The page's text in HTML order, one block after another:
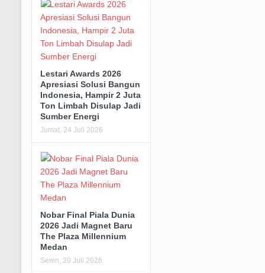
Lestari Awards 2026
Apresiasi Solusi Bangun
Indonesia, Hampir 2 Juta
Ton Limbah Disulap Jadi
Sumber Energi
Jumat, 24 Juli 2026
Nobar Final Piala Dunia
2026 Jadi Magnet Baru
The Plaza Millennium
Medan
Senin, 20 Juli 2026